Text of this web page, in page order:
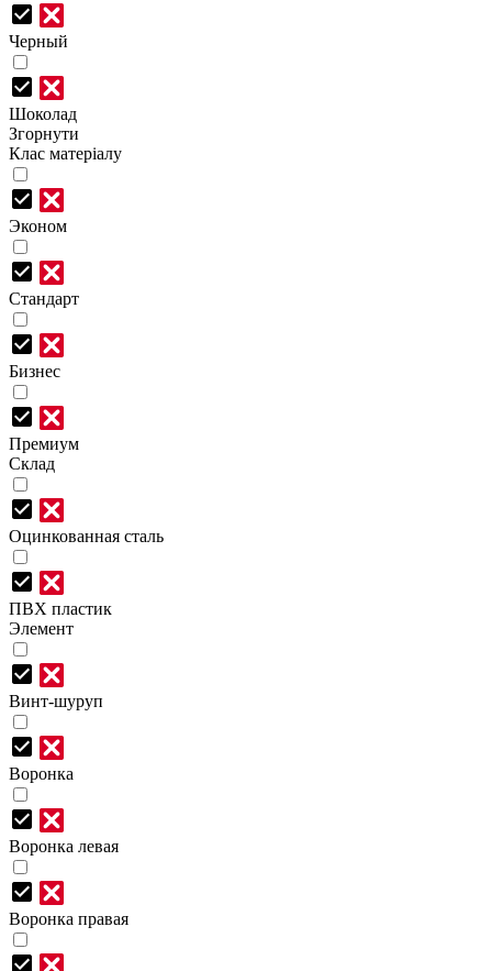
Черный
Шоколад
Згорнути
Клас матеріалу
Эконом
Стандарт
Бизнес
Премиум
Склад
Оцинкованная сталь
ПВХ пластик
Элемент
Винт-шуруп
Воронка
Воронка левая
Воронка правая